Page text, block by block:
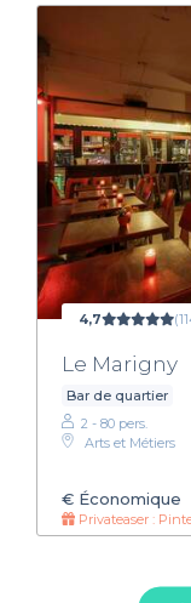
4,7
Le Marigny
Bar de quartier
2 - 80 pers.
Arts et Métiers
€ Économique
Privateaser :